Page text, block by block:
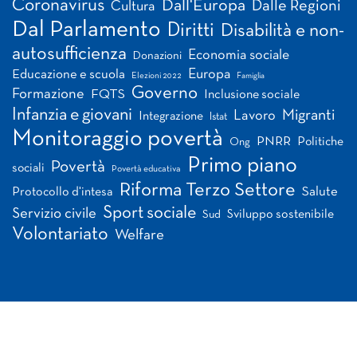
Coronavirus Cultura Dall'Europa Dalle Regioni
Dal Parlamento Diritti Disabilità e non-
autosufficienza
Donazioni Economia sociale
Educazione e scuola Elezioni 2022 Europa Famiglia
Formazione FQTS Governo Inclusione sociale
Infanzia e giovani Integrazione Istat Lavoro Migranti
Monitoraggio povertà Ong PNRR Politiche
sociali Povertà Povertà educativa Primo piano
Protocollo d'intesa Riforma Terzo Settore Salute
Servizio civile Sport sociale Sud Sviluppo sostenibile
Volontariato Welfare